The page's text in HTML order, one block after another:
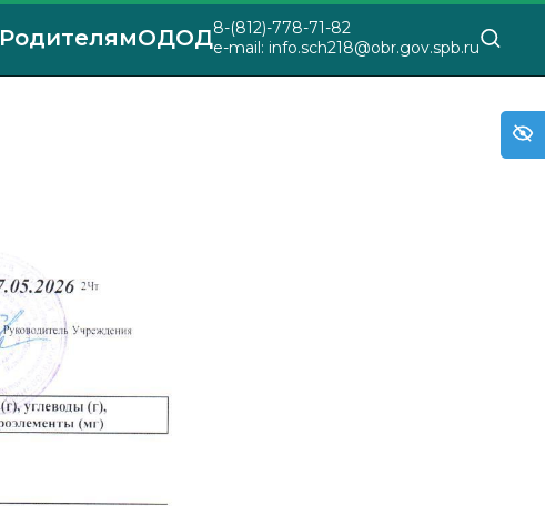
РодителямОДОД8-(812)-778-71-82
e-mail: info.sch218@obr.gov.spb.ru